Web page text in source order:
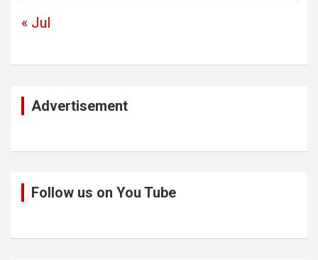
« Jul
Advertisement
Follow us on You Tube